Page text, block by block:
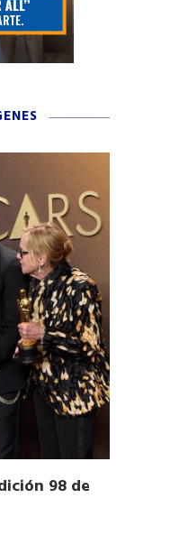
98 de